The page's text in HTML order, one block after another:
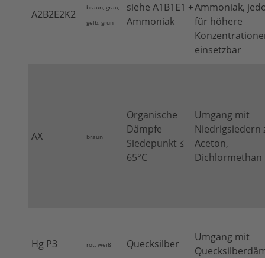
A2B2E2K2
braun, grau,
gelb, grün
siehe A1B1E1 +
Ammoniak
Ammoniak,
für höhere
einsetzbar
AX braun
Organische
Dämpfe
Siedepunkt ≤
65°C
Umgang mit
Niedrigsiedern
Aceton,
Dichlormethan
Hg P3 rot, weiß Quecksilber
Umgang mit